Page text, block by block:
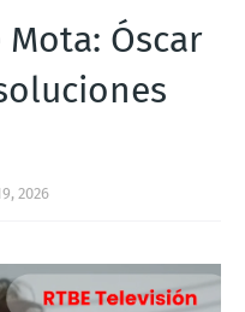
Mota: Óscar
2026